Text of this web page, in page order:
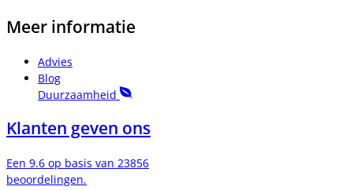
Meer informatie
Advies
Blog
Duurzaamheid
Klanten geven ons
Een 9.6 op basis van 23856
beoordelingen.